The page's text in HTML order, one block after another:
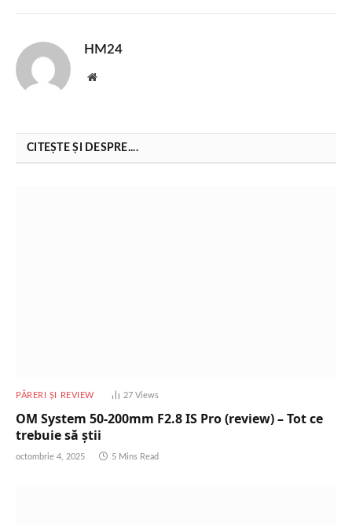
HM24
Website
CITEȘTE ȘI DESPRE....
PĂRERI ȘI REVIEW 27 Views
OM System 50-200mm F2.8 IS Pro (review) – Tot ce
trebuie să știi
octombrie 4, 2025 5 Mins Read